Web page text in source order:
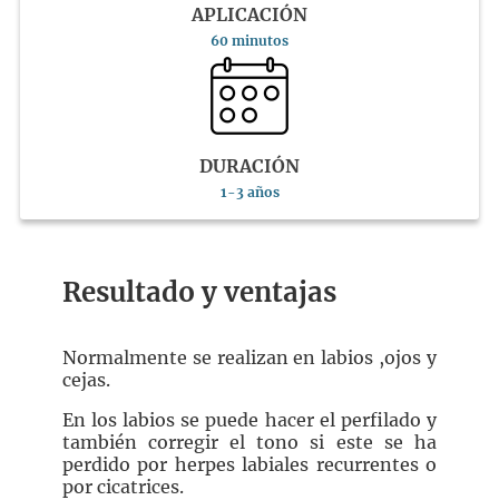
APLICACIÓN
60 minutos
DURACIÓN
1-3 años
Resultado y ventajas
Normalmente se realizan en labios ,ojos y
cejas.
En los labios se puede hacer el perfilado y
también corregir el tono si este se ha
perdido por herpes labiales recurrentes o
por cicatrices.